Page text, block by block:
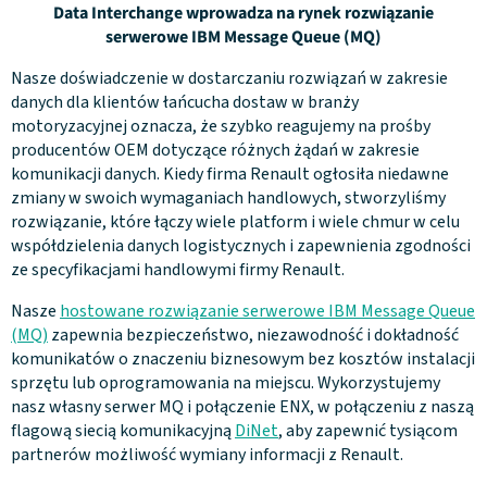
Data Interchange wprowadza na rynek rozwiązanie
serwerowe IBM Message Queue (MQ)
Nasze doświadczenie w dostarczaniu rozwiązań w zakresie
danych dla klientów łańcucha dostaw w branży
motoryzacyjnej oznacza, że szybko reagujemy na prośby
producentów OEM dotyczące różnych żądań w zakresie
komunikacji danych. Kiedy firma Renault ogłosiła niedawne
zmiany w swoich wymaganiach handlowych, stworzyliśmy
rozwiązanie, które łączy wiele platform i wiele chmur w celu
współdzielenia danych logistycznych i zapewnienia zgodności
ze specyfikacjami handlowymi firmy Renault.
Nasze hostowane rozwiązanie serwerowe IBM Message Queue
(MQ) zapewnia bezpieczeństwo, niezawodność i dokładność
komunikatów o znaczeniu biznesowym bez kosztów instalacji
sprzętu lub oprogramowania na miejscu. Wykorzystujemy
nasz własny serwer MQ i połączenie ENX, w połączeniu z naszą
flagową siecią komunikacyjną DiNet, aby zapewnić tysiącom
partnerów możliwość wymiany informacji z Renault.